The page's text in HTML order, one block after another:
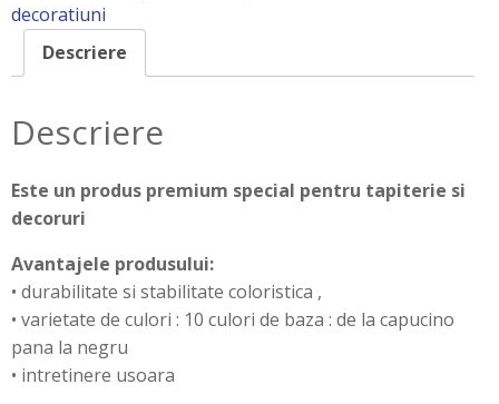
decoratiuni
Descriere
Descriere
Este un produs premium special pentru tapiterie si
decoruri
Avantajele produsului:
• durabilitate si stabilitate coloristica ,
• varietate de culori : 10 culori de baza : de la capucino
pana la negru
• intretinere usoara